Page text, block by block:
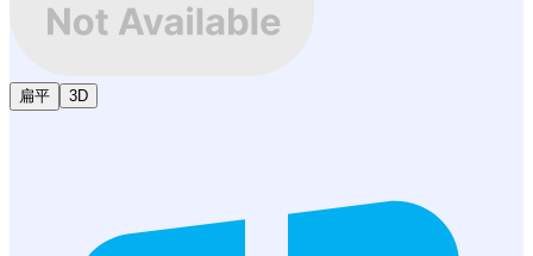
扁平 3D